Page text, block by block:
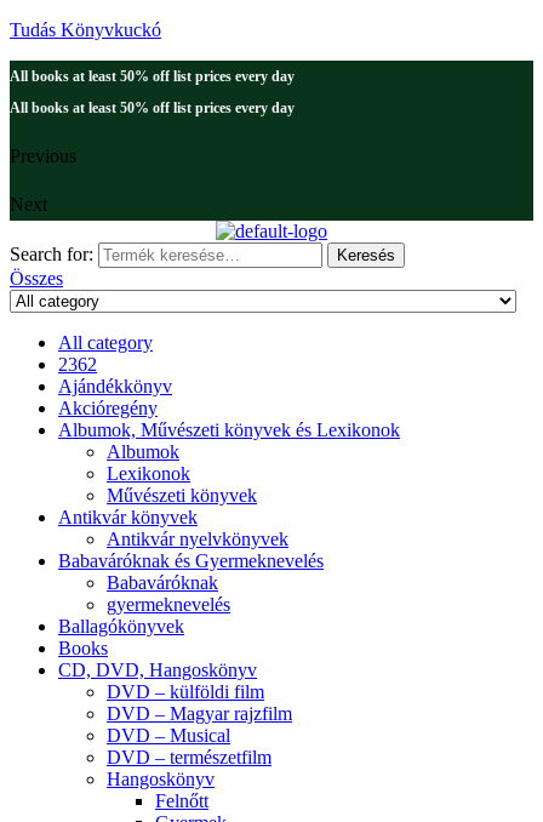
Tudás Könyvkuckó
All books at least 50% off list prices every day
All books at least 50% off list prices every day
Previous
Next
Search for: Keresés
Összes
All category
2362
Ajándékkönyv
Akcióregény
Albumok, Művészeti könyvek és Lexikonok
Albumok
Lexikonok
Művészeti könyvek
Antikvár könyvek
Antikvár nyelvkönyvek
Babaváróknak és Gyermeknevelés
Babaváróknak
gyermeknevelés
Ballagókönyvek
Books
CD, DVD, Hangoskönyv
DVD – külföldi film
DVD – Magyar rajzfilm
DVD – Musical
DVD – természetfilm
Hangoskönyv
Felnőtt